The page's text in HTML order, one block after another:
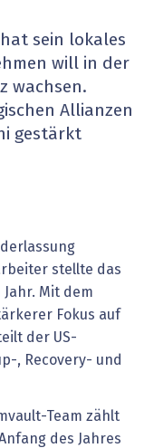
sein lokales
will in der
wachsen.
Allianzen
gestärkt
stellte das
Mit dem
Fokus auf
der US-
, Recovery- und
Team zählt
des Jahres